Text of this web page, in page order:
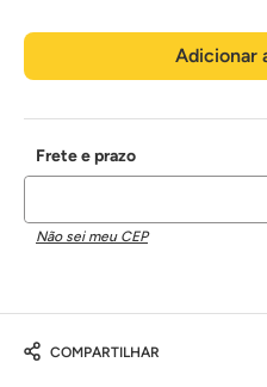
Adicionar
Não sei meu CEP
COMPARTILHAR